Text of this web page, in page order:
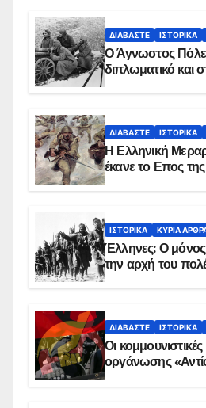
ΔΙΑΒΆΣΤΕ ΙΣΤΟΡΙΚΆ
Ο Άγνωστος
διπλωματικό και
ΔΙΑΒΆΣΤΕ ΙΣΤΟΡΙΚΆ
Η Ελληνική
έκανε το Επος
ΙΣΤΟΡΙΚΆ ΚΥΡΙΑ
Έλληνες: Ο μόνος
την αρχή του
ΔΙΑΒΆΣΤΕ ΙΣΤΟΡΙΚΆ
Οι κομμουνιστικές
οργάνωσης